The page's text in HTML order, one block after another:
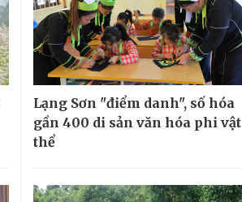
Lạng Sơn "điểm danh", số hóa
gần 400 di sản văn hóa phi vật
thể